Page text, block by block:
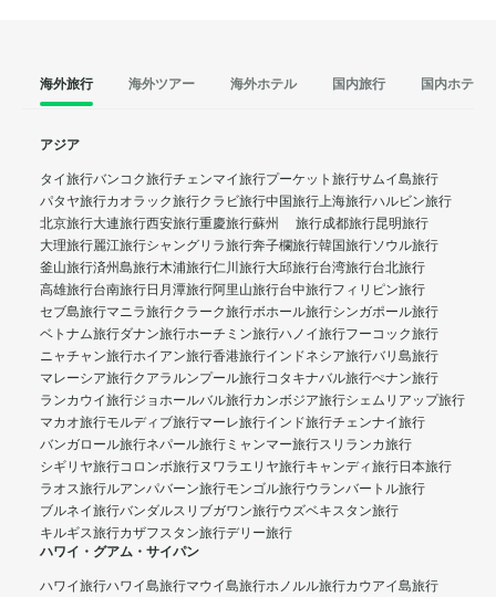
海外旅行 海外ツアー 海外ホテル 国内旅行 国内ホテル
アジア
タイ旅行バンコク旅行チェンマイ旅行プーケット旅行サムイ島旅行
パタヤ旅行カオラック旅行クラビ旅行中国旅行上海旅行ハルビン旅行
北京旅行大連旅行西安旅行重慶旅行蘇州 旅行成都旅行昆明旅行
大理旅行麗江旅行シャングリラ旅行奔子欄旅行韓国旅行ソウル旅行
釜山旅行済州島旅行木浦旅行仁川旅行大邱旅行台湾旅行台北旅行
高雄旅行台南旅行日月潭旅行阿里山旅行台中旅行フィリピン旅行
セブ島旅行マニラ旅行クラーク旅行ボホール旅行シンガポール旅行
ベトナム旅行ダナン旅行ホーチミン旅行ハノイ旅行フーコック旅行
ニャチャン旅行ホイアン旅行香港旅行インドネシア旅行バリ島旅行
マレーシア旅行クアラルンプール旅行コタキナバル旅行ぺナン旅行
ランカウイ旅行ジョホールバル旅行カンボジア旅行シェムリアップ旅行
マカオ旅行モルディブ旅行マーレ旅行インド旅行チェンナイ旅行
バンガロール旅行ネパール旅行 ミャンマー旅行スリランカ旅行
シギリヤ旅行コロンボ旅行ヌワラエリヤ旅行キャンディ旅行日本旅行
ラオス旅行ルアンパバーン旅行モンゴル旅行ウランバートル旅行
ブルネイ旅行バンダルスリブガワン旅行ウズベキスタン旅行
キルギス旅行カザフスタン旅行デリー旅行
ハワイ・グアム・サイパン
ハワイ旅行ハワイ島旅行マウイ島旅行ホノルル旅行カウアイ島旅行